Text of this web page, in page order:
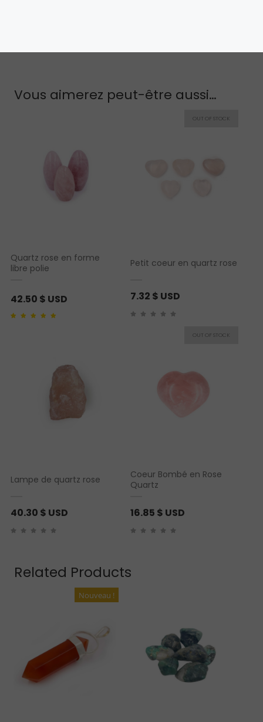
Vous aimerez peut-être aussi…
Quartz rose en forme
libre polie
42.50 $ USD
Petit coeur en quartz rose
7.32 $ USD
Lampe de quartz rose
40.30 $ USD
Coeur Bombé en Rose
Quartz
16.85 $ USD
Related Products
Nouveau !